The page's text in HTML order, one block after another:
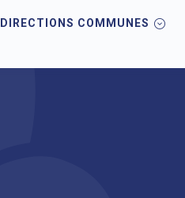
DIRECTIONS COMMUNES